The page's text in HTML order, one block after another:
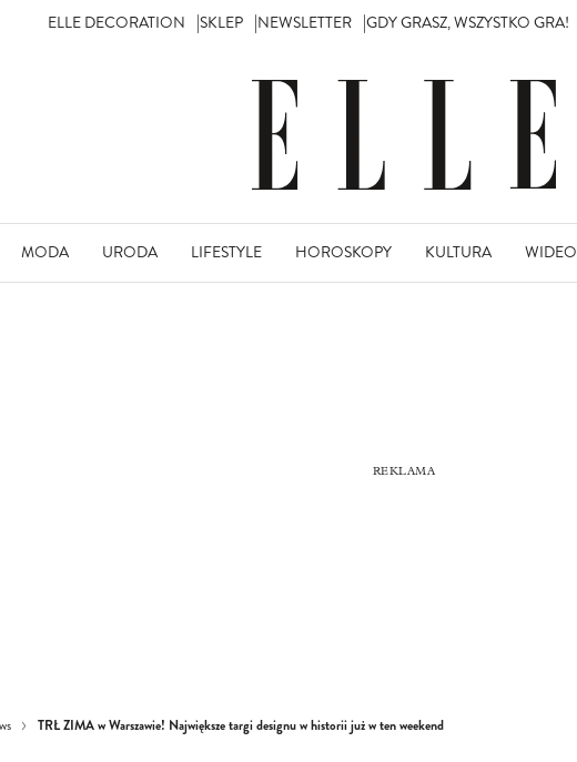
ELLE DECORATION SKLEP NEWSLETTER GDY GRASZ, WSZYSTKO GRA!
MODA URODA LIFESTYLE HOROSKOPY KULTURA WIDEO
TRŁ ZIMA w Warszawie! Największe targi designu w historii już w ten weekend